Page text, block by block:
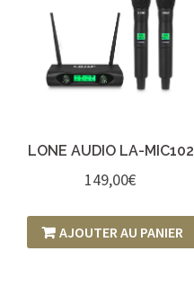
LONE AUDIO LA-MIC102
149,00€
AJOUTER AU PANIER